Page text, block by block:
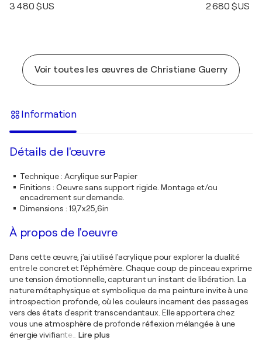
3 480 $US 2 680 $US
Voir toutes les œuvres de Christiane Guerry
Information
Détails de l'œuvre
Technique: Acrylique sur Papier
Finitions : Oeuvre sans support rigide. Montage et/ou
encadrement sur demande.
Dimensions : 19,7x25,6in
À propos de l'oeuvre
Dans cette œuvre, j'ai utilisé l'acrylique pour explorer la dualité
entre le concret et l'éphémère. Chaque coup de pinceau exprime
une tension émotionnelle, capturant un instant de libération. La
nature métaphysique et symbolique de ma peinture invite à une
introspection profonde, où les couleurs incarnent des passages
vers des états d'esprit transcendantaux. Elle apportera chez
vous une atmosphère de profonde réflexion mélangée à une
énergie vivifiante
Lire plus